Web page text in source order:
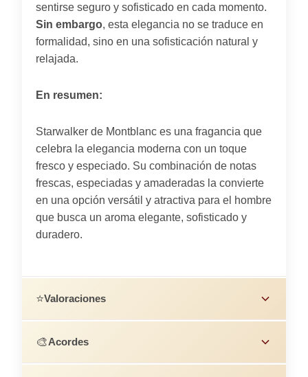
sentirse seguro y sofisticado en cada momento.
Sin embargo, esta elegancia no se traduce en
formalidad, sino en una sofisticación natural y
relajada.
En resumen:
Starwalker de Montblanc es una fragancia que
celebra la elegancia moderna con un toque
fresco y especiado. Su combinación de notas
frescas, especiadas y amaderadas la convierte
en una opción versátil y atractiva para el hombre
que busca un aroma elegante, sofisticado y
duradero.
⭐Valoraciones
🎨Acordes